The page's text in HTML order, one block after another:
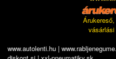
www.autolenti.hu |